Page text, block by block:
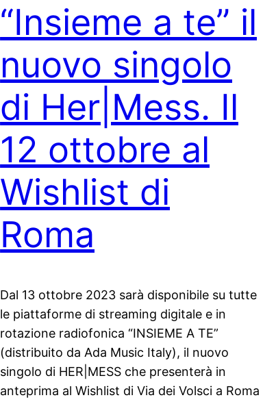
“Insieme a te” il
nuovo singolo
di Her|Mess. Il
12 ottobre al
Wishlist di
Roma
Dal 13 ottobre 2023 sarà disponibile su tutte
le piattaforme di streaming digitale e in
rotazione radiofonica “INSIEME A TE”
(distribuito da Ada Music Italy), il nuovo
singolo di HER|MESS che presenterà in
anteprima al Wishlist di Via dei Volsci a Roma